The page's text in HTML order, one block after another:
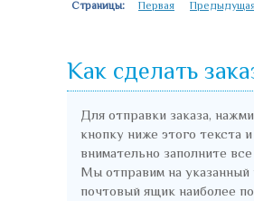
Страницы: Первая
Как сделать
Для отправки заказа,
кнопку ниже этого текста и
внимательно заполните все
Мы отправим на указанный
почтовый ящик наиболее